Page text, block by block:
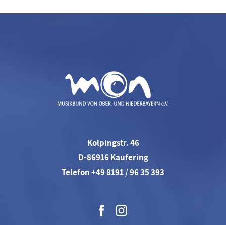
Kolpingstr. 46
D-86916 Kaufering
Telefon +49 8191 / 96 35 393